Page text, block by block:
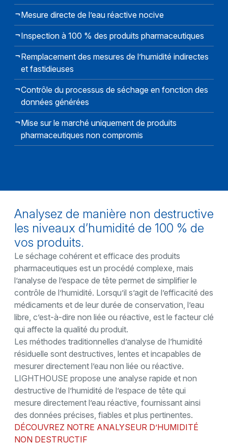
Mesure directe de l’eau réactive nocive
Inspection à 100 % des produits pharmaceutiques
Remplacement des mesures de l’humidité indirectes
et fastidieuses
Contrôle du processus de séchage en fonction des
données générées
Mise sur le marché uniquement de produits
pharmaceutiques non compromis
Analysez de manière non destructive
les niveaux d’humidité de 100 % de
vos produits.
Le séchage cohérent et efficace des produits
pharmaceutiques est un procédé complexe, mais
l’analyse de l’espace de tête permet de simplifier le
contrôle de l’humidité. Lorsqu’il s’agit de l’efficacité des
médicaments et de leur durée de conservation, l’eau
libre, c’est-à-dire non liée ou réactive, est le facteur clé
qui affecte la qualité du produit.
Les méthodes traditionnelles d’analyse de l’humidité
résiduelle sont destructives, lentes et incapables de
mesurer directement l’eau non liée ou réactive.
LIGHTHOUSE propose une analyse rapide et non
destructive de l’humidité de l’espace de tête qui
mesure directement l’eau réactive, fournissant ainsi
des données précises, fiables et plus pertinentes.
DÉCOUVREZ NOTRE ANALYSEUR D’HUMIDITÉ
NON DESTRUCTIF